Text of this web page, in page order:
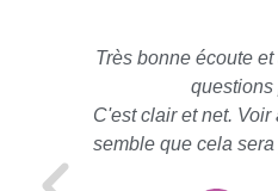
Très bonne écoute
questions
C'est clair et net.
semble que cela